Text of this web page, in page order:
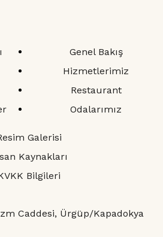
Genel Bakış
Hizmetlerimiz
Restaurant
Odalarımız
Galerisi
Kaynakları
Bilgileri
Caddesi, Ürgüp/Kapadokya
Etkinlikler
Galeri
Galeri
İletişim